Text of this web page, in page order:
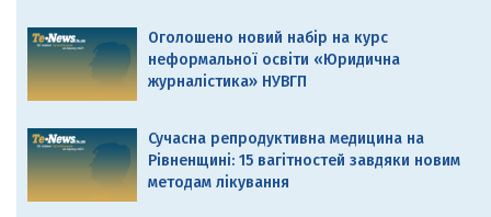
Оголошено новий набір на курс
неформальної освіти «Юридична
журналістика» НУВГП
Сучасна репродуктивна медицина на
Рівненщині: 15 вагітностей завдяки новим
методам лікування